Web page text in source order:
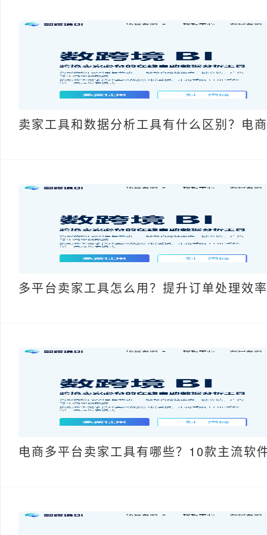
卖家工具和数据分析工具有什么区别？电
多平台卖家工具怎么用？提升订单处理效
电商多平台卖家工具有哪些？10款主流软